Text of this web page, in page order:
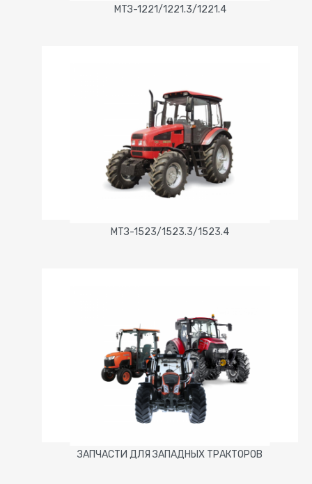
МТЗ-1221/1221.3/1221.4
МТЗ-1523/1523.3/1523.4
ЗАПЧАСТИ ДЛЯ ЗАПАДНЫХ ТРАКТОРОВ